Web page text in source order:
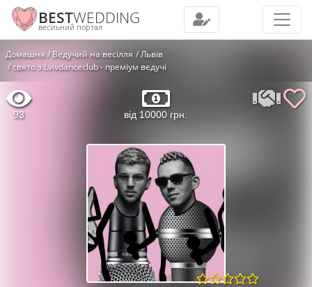
BESTWEDDING
весільний портал
Домашня Ведучий на весілля
Львів
свято з Lvivdanceclub - преміум ведучі
93 від 10000 грн.